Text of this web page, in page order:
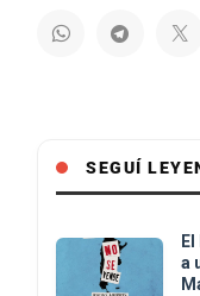
SEGUÍ
a